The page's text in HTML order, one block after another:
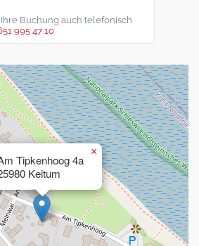
Buchung auch telefonisch
995 47 10
Tipkenhoog 4a
Keitum
×